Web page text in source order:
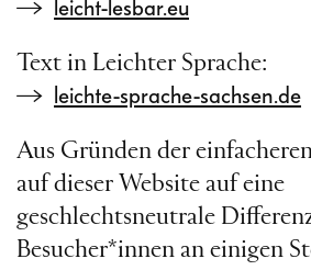
leicht-lesbar.eu
Text in Leichter Sprache:
leichte-sprache-sachsen.de
Aus Gründen der
auf dieser Website auf eine
geschlechtsneutrale
Besucher*innen an einigen